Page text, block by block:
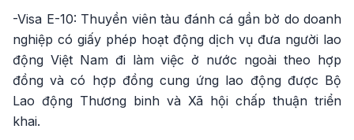
-Visa E-10: Thuyền viên tàu đánh cá gần bờ do doanh
nghiệp có giấy phép hoạt động dịch vụ đưa người lao
động Việt Nam đi làm việc ở nước ngoài theo hợp
đồng và có hợp đồng cung ứng lao động được Bộ
Lao động Thương binh và Xã hội chấp thuận triển
khai.